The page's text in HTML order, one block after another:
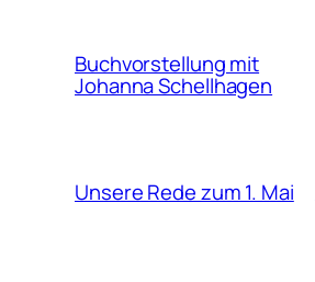
Buchvorstellung mit
Johanna Schellhagen
Unsere Rede zum 1. Mai